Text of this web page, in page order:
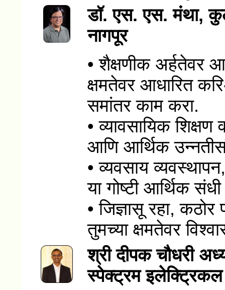
डॉ. एस. एस. मंथा,
नागपूर
• शैक्षणीक अर्हतेवर
क्षमतेवर आधारित
समांतर काम करा.
• व्यावसायिक
आणि आर्थिक
• व्यवसाय
या गोष्टी आर्थिक
• जिज्ञासू रहा,
तुमच्या क्षमतेवर
श्री दीपक चौधरी
स्पेक्ट्रम